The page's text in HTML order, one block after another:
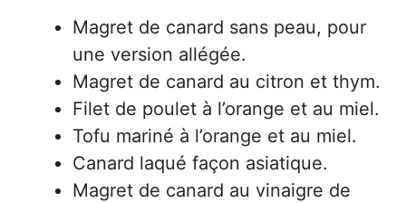
Magret de canard sans peau, pour
une version allégée.
Magret de canard au citron et thym.
Filet de poulet à l’orange et au miel.
Tofu mariné à l’orange et au miel.
Canard laqué façon asiatique.
Magret de canard au vinaigre de